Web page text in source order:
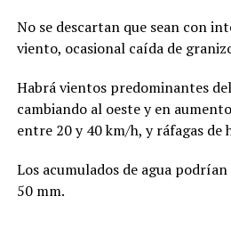
No se descartan que sean con
viento, ocasional caída de
Habrá vientos predominantes
cambiando al oeste y en
entre 20 y 40 km/h, y ráfagas de
Los acumulados de agua
50 mm.